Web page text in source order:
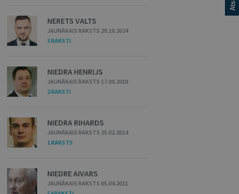
NERETS VALTS
JAUNĀKAIS RAKSTS 29.10.2024
3 RAKSTI
NIEDRA HENRIJS
JAUNĀKAIS RAKSTS 17.09.2019
2 RAKSTI
NIEDRA RIHARDS
JAUNĀKAIS RAKSTS 25.02.2014
1 RAKSTS
NIEDRE AIVARS
JAUNĀKAIS RAKSTS 05.04.2011